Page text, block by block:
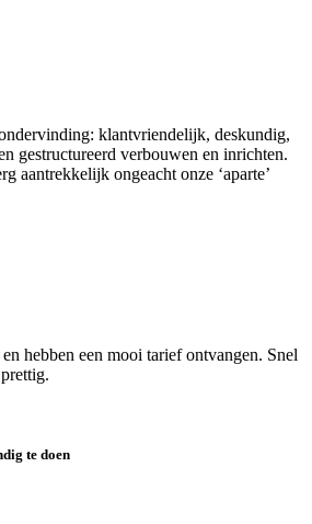
klantvriendelijk, deskundig,
gestructureerd verbouwen en inrichten.
aantrekkelijk ongeacht onze ‘aparte’
hebben een mooi tarief ontvangen. Snel
te doen